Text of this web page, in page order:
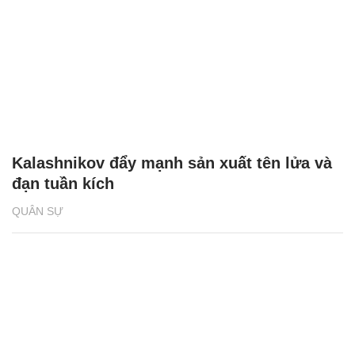
QUÂN SỰ
Kalashnikov đẩy mạnh sản xuất tên lửa và
đạn tuần kích